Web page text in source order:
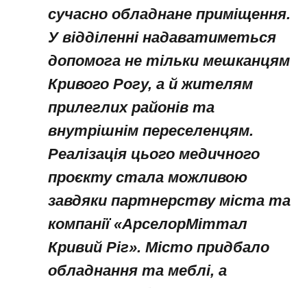
сучасно обладнане приміщення.
У відділенні надаватиметься
допомога не тільки мешканцям
Кривого Рогу, а й жителям
прилеглих районів та
внутрішнім переселенцям.
Реалізація цього медичного
проєкту стала можливою
завдяки партнерству міста та
компанії «АрселорМіттал
Кривий Ріг». Місто придбало
обладнання та меблі, а